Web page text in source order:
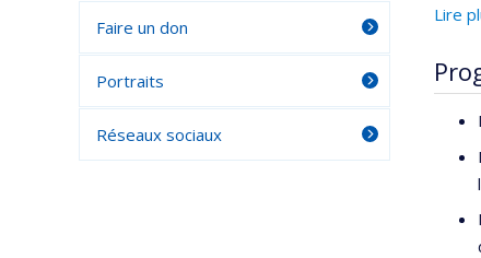
poste
Lire
Faire un don
Portraits
Réseaux sociaux